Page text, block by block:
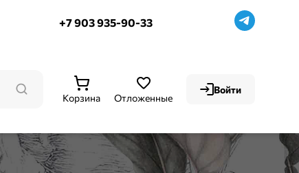
+7 903 935-90-33
Отложенные
Корзина
Войти